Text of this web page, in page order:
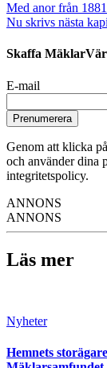
Med anor från
Nu skrivs nästa
Skaffa
E-mail
Prenumerera
Genom att klicka
och använder dina
integritetspolicy.
ANNONS
ANNONS
Läs mer
Nyheter
Hemnets